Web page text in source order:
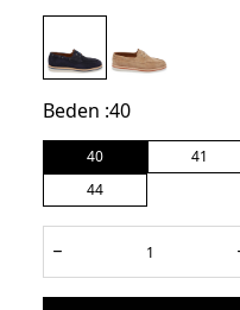
Beden :40
40 41
44